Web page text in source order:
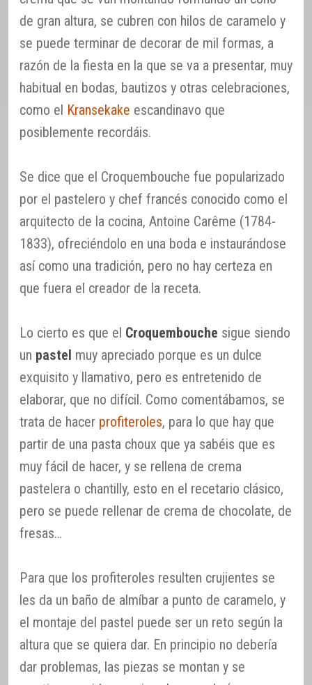
de gran altura, se cubren con hilos de caramelo y
se puede terminar de decorar de mil formas, a
razón de la fiesta en la que se va a presentar, muy
habitual en bodas, bautizos y otras celebraciones,
como el Kransekake escandinavo que
posiblemente recordáis.
Se dice que el Croquembouche fue popularizado
por el pastelero y chef francés conocido como el
arquitecto de la cocina, Antoine Carême (1784-
1833), ofreciéndolo en una boda e instaurándose
así como una tradición, pero no hay certeza en
que fuera el creador de la receta.
Lo cierto es que el Croquembouche sigue siendo
un pastel muy apreciado porque es un dulce
exquisito y llamativo, pero es entretenido de
elaborar, que no difícil. Como comentábamos, se
trata de hacer profiteroles, para lo que hay que
partir de una pasta choux que ya sabéis que es
muy fácil de hacer, y se rellena de crema
pastelera o chantilly, esto en el recetario clásico,
pero se puede rellenar de crema de chocolate, de
fresas…
Para que los profiteroles resulten crujientes se
les da un baño de almíbar a punto de caramelo, y
el montaje del pastel puede ser un reto según la
altura que se quiera dar. En principio no debería
dar problemas, las piezas se montan y se